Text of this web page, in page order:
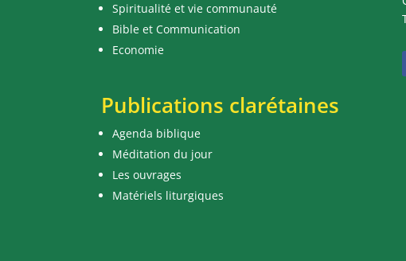
Spiritualité et vie communauté
Bible et Communication
Economie
Publications clarétaines
Agenda biblique
Méditation du jour
Les ouvrages
Matériels liturgiques